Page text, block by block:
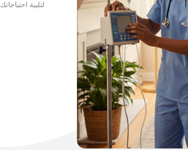
لتلبية احتياجاتك.